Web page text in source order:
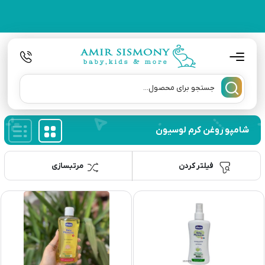
شامپو روغن کرم لوسیون
مرتبسازی فیلتر کردن